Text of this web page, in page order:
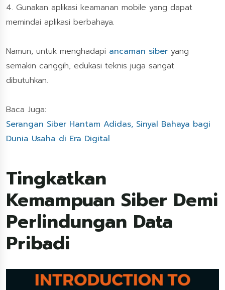
4. Gunakan aplikasi keamanan mobile yang dapat
memindai aplikasi berbahaya.
Namun, untuk menghadapi ancaman siber yang
semakin canggih, edukasi teknis juga sangat
dibutuhkan.
Baca Juga:
Serangan Siber Hantam Adidas, Sinyal Bahaya bagi
Dunia Usaha di Era Digital
Tingkatkan
Kemampuan Siber Demi
Perlindungan Data
Pribadi